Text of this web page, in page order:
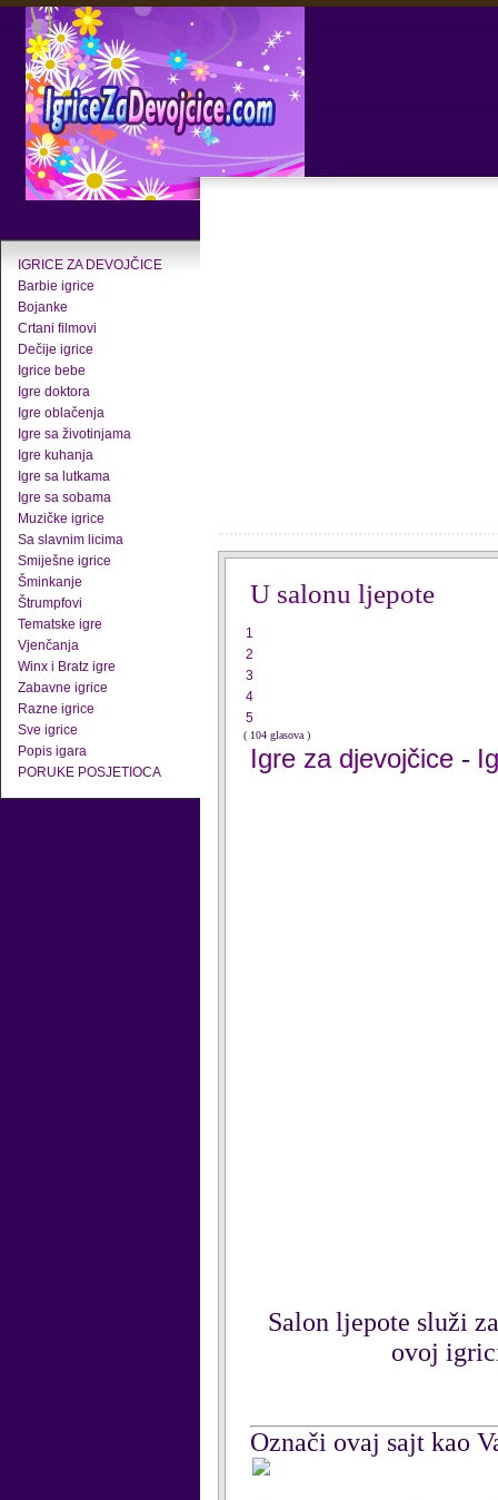
IGRICE ZA DEVOJČICE
Barbie igrice
Bojanke
Crtani filmovi
Dečije igrice
Igrice bebe
Igre doktora
Igre oblačenja
Igre sa životinjama
Igre kuhanja
Igre sa lutkama
Igre sa sobama
Muzičke igrice
Sa slavnim licima
Smiješne igrice
Šminkanje
Štrumpfovi
Tematske igre
Vjenčanja
Winx i Bratz igre
Zabavne igrice
Razne igrice
Sve igrice
Popis igara
PORUKE POSJETIOCA
U salonu ljepote
1
2
3
4
5
( 104 glasova )
Igre za djevojčice -
Salon ljepote služi
ovoj
Označi ovaj sajt kao